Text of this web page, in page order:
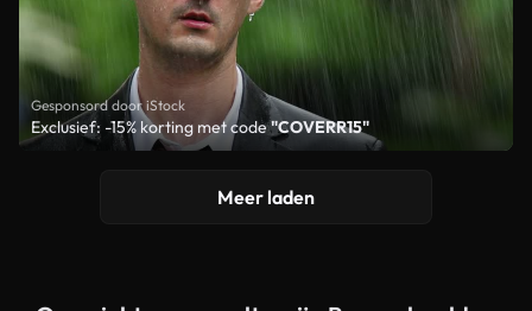
Gesponsord door iStock
Exclusief: -15% korting met code"COVERR15"
Meer laden